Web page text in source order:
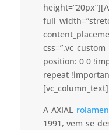
position: 0 0
repeat
[vc_column_text]
A AXIAL
1991, vem se